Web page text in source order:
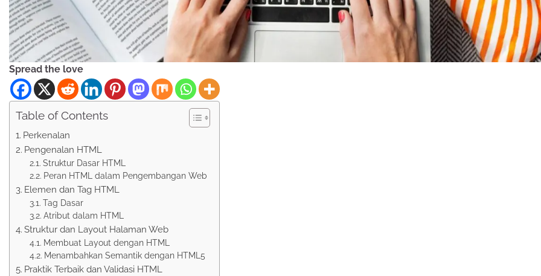
Spread the love
Table of Contents
Perkenalan
Pengenalan HTML
Struktur Dasar HTML
Peran HTML dalam Pengembangan Web
Elemen dan Tag HTML
Tag Dasar
Atribut dalam HTML
Struktur dan Layout Halaman Web
Membuat Layout dengan HTML
Menambahkan Semantik dengan HTML5
Praktik Terbaik dan Validasi HTML